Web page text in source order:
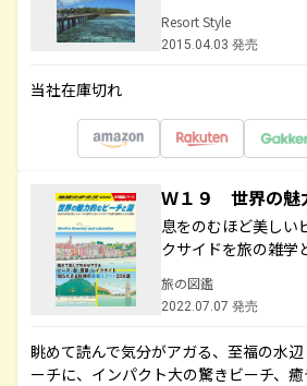
Resort Style
2015.04.03 発売
当社在庫切れ
Ｗ１９ 世界の魅
息をのむほど美しい
クサイドを旅の雑学
旅の図鑑
2022.07.07 発売
眺めて読んで気分がアガる、至福の水
ーチに、インパクト大の驚きビーチ、